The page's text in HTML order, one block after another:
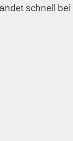
schnell